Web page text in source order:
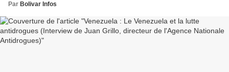
Par Bolivar Infos